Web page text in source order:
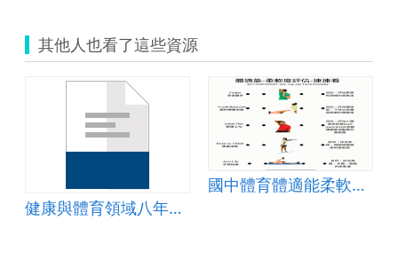
其他人也看了這些資源
健康與體育領域八年級樂樂棒球教案-楊玉妹
國中體育體適能柔軟度-學習單(評估)